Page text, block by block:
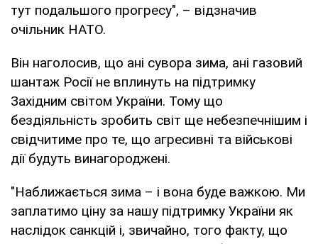
тут подальшого прогресу", – відзначив
очільник НАТО.
Він наголосив, що ані сувора зима, ані газовий
шантаж Росії не вплинуть на підтримку
Західним світом України. Тому що
бездіяльність зробить світ ще небезпечнішим і
свідчитиме про те, що агресивні та військові
дії будуть винагороджені.
"Наближається зима – і вона буде важкою. Ми
заплатимо ціну за нашу підтримку України як
наслідок санкцій і, звичайно, того факту, що